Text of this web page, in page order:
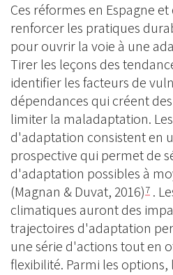
Ces réformes en Espagne
renforcer les pratiques
pour ouvrir la voie à une
Tirer les leçons des
identifier les facteurs de
dépendances qui créent
limiter la maladaptation.
d'adaptation consistent en
prospective qui permet de
d'adaptation possibles à
(Magnan & Duvat, 2016)7 .
climatiques auront des
trajectoires d'adaptation
une série d'actions tout en
flexibilité. Parmi les